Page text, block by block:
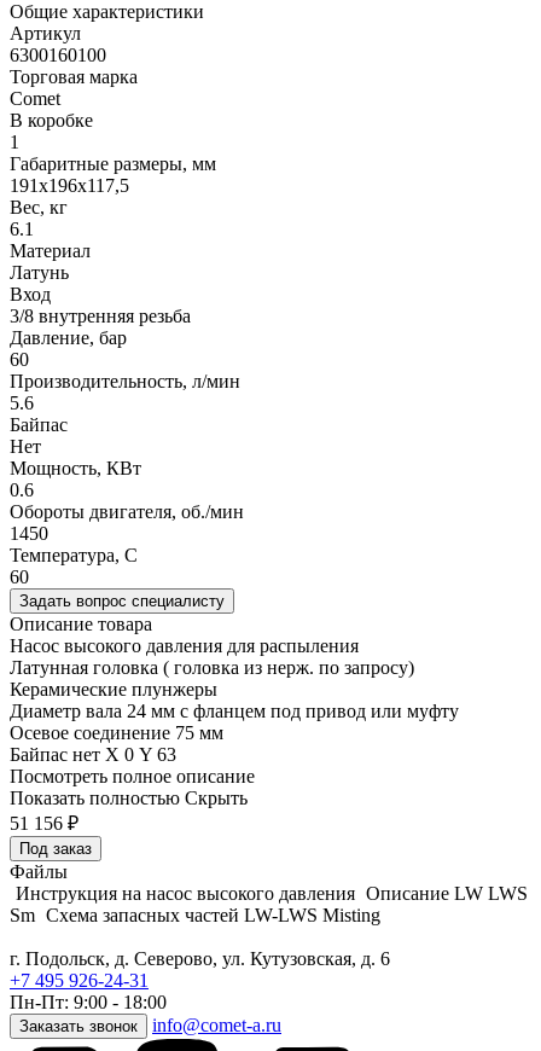
Общие характеристики
Артикул
6300160100
Торговая марка
Comet
В коробке
1
Габаритные размеры, мм
191x196x117,5
Вес, кг
6.1
Материал
Латунь
Вход
3/8 внутренняя резьба
Давление, бар
60
Производительность, л/мин
5.6
Байпас
Нет
Мощность, КВт
0.6
Обороты двигателя, об./мин
1450
Температура, C
60
Задать вопрос специалисту
Описание товара
Насос высокого давления для распыления
Латунная головка ( головка из нерж. по запросу)
Керамические плунжеры
Диаметр вала 24 мм с фланцем под привод или муфту
Осевое соединение 75 мм
Байпас нет Х 0 Y 63
Посмотреть полное описание
Показать полностью Скрыть
51 156 ₽
Под заказ
Файлы
Инструкция на насос высокого давления Описание LW LWS
Sm Схема запасных частей LW-LWS Misting
г. Подольск, д. Северово, ул. Кутузовская, д. 6
+7 495 926-24-31
Пн-Пт: 9:00 - 18:00
Заказать звонок info@comet-a.ru